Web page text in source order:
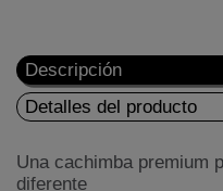
Descripción
Detalles del producto
Una cachimba premium
diferente